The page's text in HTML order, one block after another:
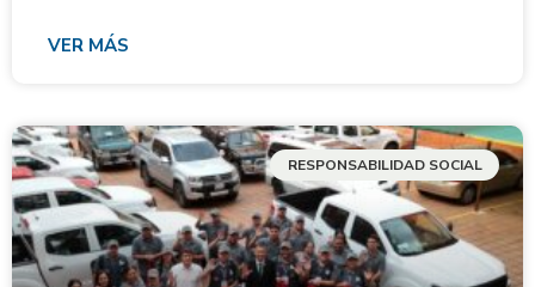
VER MÁS
RESPONSABILIDAD SOCIAL